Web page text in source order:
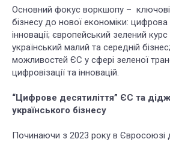
Основний фокус воркшопу – ключові
бізнесу до нової економіки:
інновації; європейський зелений
український малий та середній
можливостей ЄС у сфері зеленої
цифровізації та інновацій.
“Цифрове десятиліття” ЄС та
українського бізнесу
Починаючи з 2023 року в Євросоюзі